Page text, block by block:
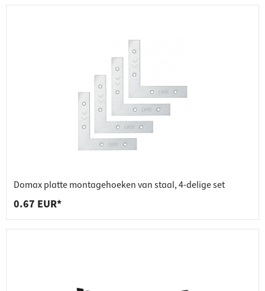
Domax platte montagehoeken van staal, 4-delige set
0.67 EUR*